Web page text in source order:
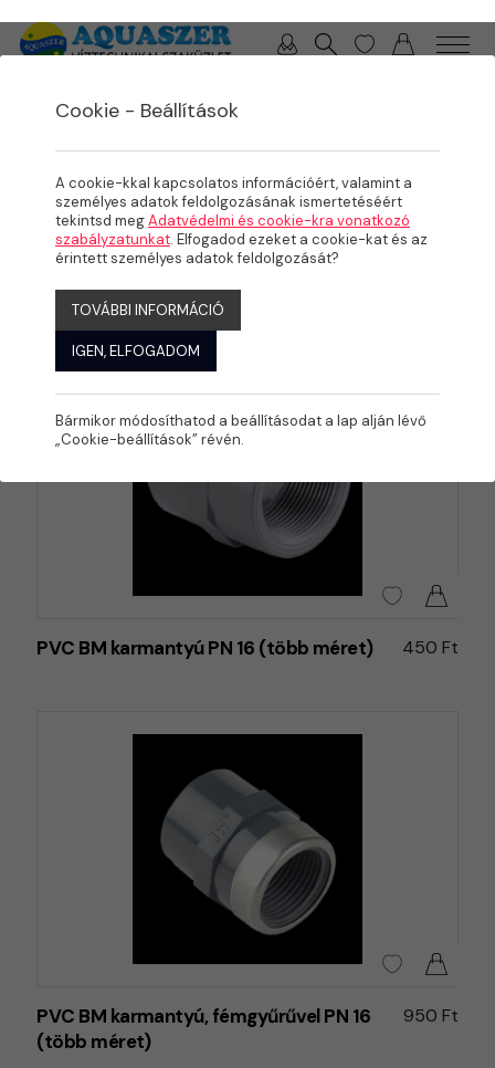
TERMÉKEK/MEDENCE/ PVC IDOMOK, SZERELVÉNYEK
Karmantyúk,
hollanderek
KATEGÓRIÁK
PVC BM karmantyú PN 16 (több méret) 450 Ft
PVC BM karmantyú, fémgyűrűvel PN 16
(több méret)
950 Ft
Cookie - Beállítások
A cookie-kkal kapcsolatos információért, valamint a
személyes adatok feldolgozásának ismertetéséért
tekintsd megAdatvédelmi és cookie-kra vonatkozó
szabályzatunkat. Elfogadod ezeket a cookie-kat és az
érintett személyes adatok feldolgozását?
TOVÁBBI INFORMÁCIÓ
IGEN, ELFOGADOM
Bármikor módosíthatod a beállításodat a lap alján lévő
„Cookie-beállítások” révén.